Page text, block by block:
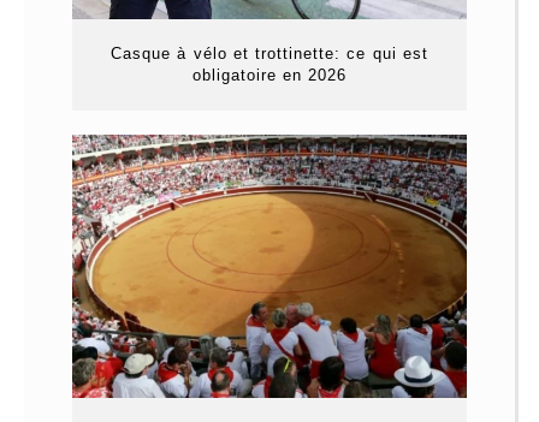
Casque à vélo et trottinette: ce qui est
obligatoire en 2026